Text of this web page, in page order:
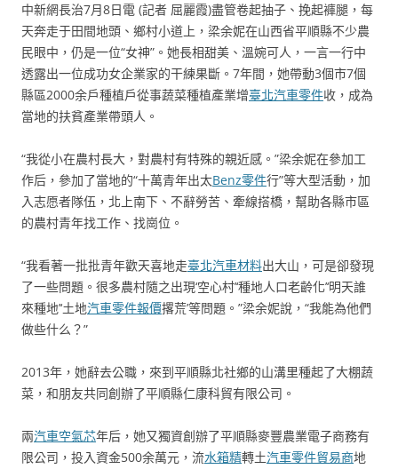
中新網長治7月8日電 (記者 屈麗霞)盡管卷起抽子、挽起褲腿，每
天奔走于田間地頭、鄉村小道上，梁余妮在山西省平順縣不少農
民眼中，仍是一位“女神”。她長相甜美、溫婉可人，一言一行中
透露出一位成功女企業家的干練果斷。7年間，她帶動3個市7個
縣區2000余戶種植戶從事蔬菜種植產業增臺北汽車零件收，成為
當地的扶貧產業帶頭人。
“我從小在農村長大，對農村有特殊的親近感。”梁余妮在參加工
作后，參加了當地的“十萬青年出太Benz零件行”等大型活動，加
入志愿者隊伍，北上南下、不辭勞苦、牽線搭橋，幫助各縣市區
的農村青年找工作、找崗位。
“我看著一批批青年歡天喜地走臺北汽車材料出大山，可是卻發現
了一些問題。很多農村隨之出現‘空心村’‘種地人口老齡化’‘明天誰
來種地’‘土地汽車零件報價撂荒’等問題。”梁余妮說，“我能為他們
做些什么？”
2013年，她辭去公職，來到平順縣北社鄉的山溝里種起了大棚蔬
菜，和朋友共同創辦了平順縣仁康科貿有限公司。
兩汽車空氣芯年后，她又獨資創辦了平順縣麥豐農業電子商務有
限公司，投入資金500余萬元，流水箱精轉土汽車零件貿易商地